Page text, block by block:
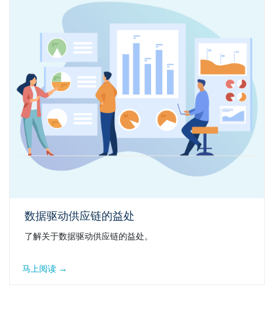
数据驱动供应链的益处
了解关于数据驱动供应链的益处。
马上阅读 →